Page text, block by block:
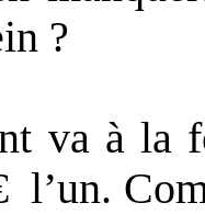
?
va à la
l’un.